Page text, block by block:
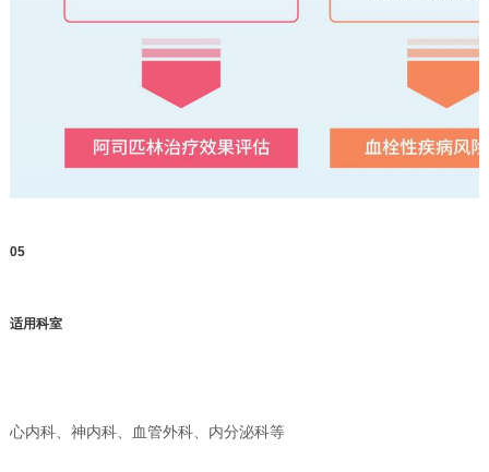
05
适用科室
心内科、神内科、血管外科、内分泌科等